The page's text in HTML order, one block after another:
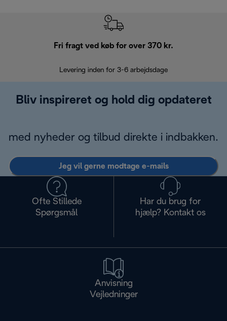
Fri fragt ved køb for over 370 kr.
Levering inden for 3-6 arbejdsdage
Bliv inspireret og hold dig opdateret
med nyheder og tilbud direkte i indbakken.
Jeg vil gerne modtage e-mails
Ofte Stillede
Spørgsmål
Har du brug for
hjælp? Kontakt os
Anvisning
Vejledninger